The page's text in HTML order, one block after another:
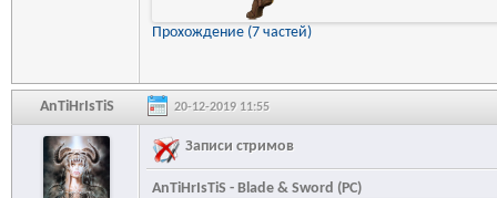
Прохождение (7 частей)
AnTiHrIsTiS 20-12-2019 11:55
Записи стримов
AnTiHrIsTiS - Blade & Sword (PC)